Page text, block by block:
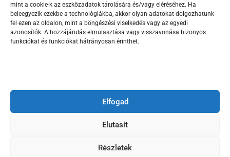
mint a cookie-k az eszközadatok tárolására és/vagy eléréséhez. Ha
beleegyezik ezekbe a technológiákba, akkor olyan adatokat dolgozhatunk
fel ezen az oldalon, mint a böngészési viselkedés vagy az egyedi
azonosítók. A hozzájárulás elmulasztása vagy visszavonása bizonyos
funkciókat és funkciókat hátrányosan érinthet.
Elfogad
Elutasít
Részletek
Jogi nyilatkozat
Kapcsolat
Impresszum